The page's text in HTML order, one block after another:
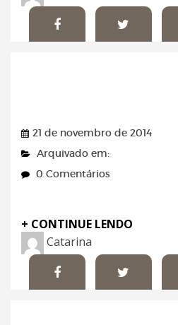
21 de novembro de 2014
Arquivado em:
0 Comentários
+ CONTINUE LENDO
Catarina